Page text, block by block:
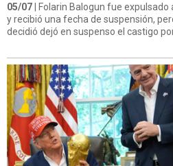
05/07 | Folarin Balogun fue expulsado
y recibió una fecha de suspensión,
decidió dejó en suspenso el castigo